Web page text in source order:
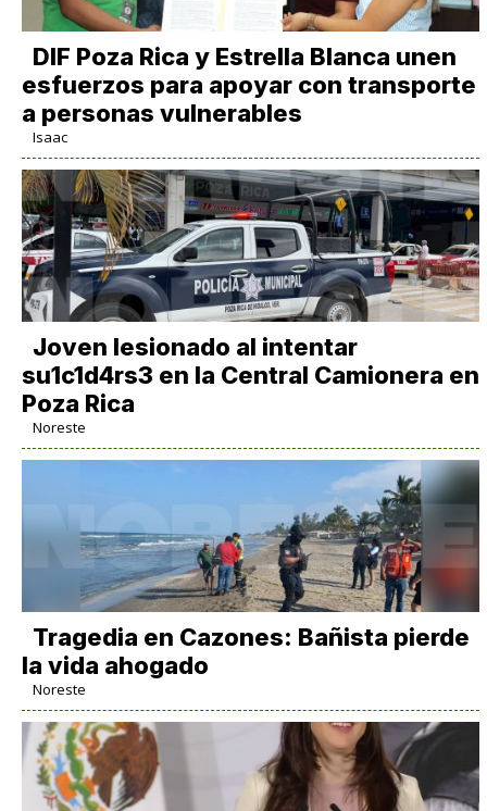
DIF Poza Rica y Estrella Blanca unen
esfuerzos para apoyar con transporte
a personas vulnerables
Isaac
Joven lesionado al intentar
su1c1d4rs3 en la Central Camionera en
Poza Rica
Noreste
Tragedia en Cazones: Bañista pierde
la vida ahogado
Noreste